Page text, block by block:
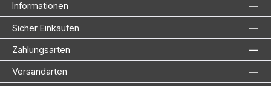
Informationen
Sicher Einkaufen
Zahlungsarten
Versandarten